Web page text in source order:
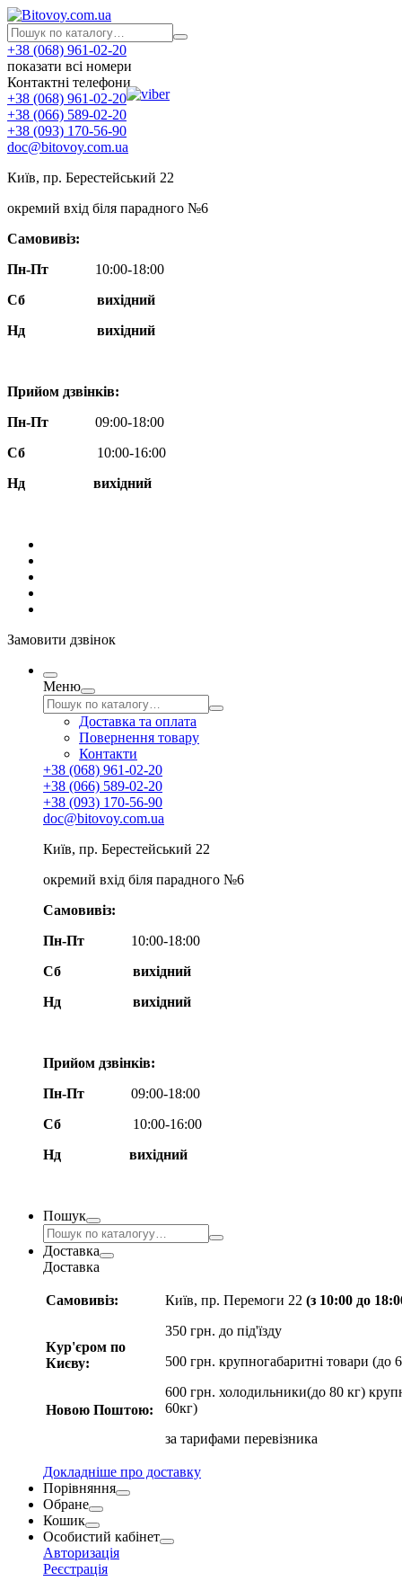
+38 (068) 961-02-20
показати всі номери
Контактні телефони
+38 (068) 961-02-20
+38 (066) 589-02-20
+38 (093) 170-56-90
doc@bitovoy.com.ua
Київ, пр. Берестейський 22
окремий вхід біля парадного №6
Самовивіз:
Пн-Пт
10:00-18:00
Сб
вихідний
Нд
вихідний
Прийом дзвінків:
Пн-Пт
09:00-18:00
Сб
10:00-16:00
Нд вихідний
Замовити дзвінок
Меню
Доставка та оплата
Повернення товару
Контакти
+38 (068) 961-02-20
+38 (066) 589-02-20
+38 (093) 170-56-90
doc@bitovoy.com.ua
Київ, пр. Берестейський 22
окремий вхід біля парадного №6
Самовивіз:
Пн-Пт
10:00-18:00
Сб
вихідний
Нд
вихідний
Прийом дзвінків:
Пн-Пт
09:00-18:00
Сб
10:00-16:00
Нд вихідний
Пошук
Доставка
Доставка
Самовивіз:
Кур'єром по
Києву:
Новою Поштою:
Київ, пр. Перемоги 22 (з 10:00 до
350 грн. до під'їзду
500 грн. крупногабаритні товари (до
600 грн. холодильники(до 80 кг)
60кг)
за тарифами перевізника
Докладніше про доставку
Порівняння
Обране
Кошик
Особистий кабінет
Авторизація
Реєстрація